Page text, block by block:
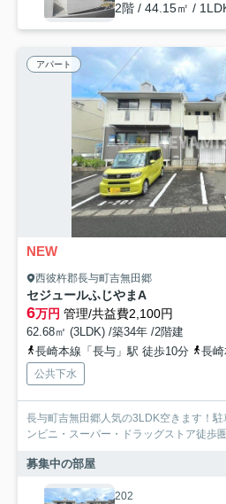
2階 / 44.15㎡ /
アパート
NEW
西彼杵郡長与町吉無田郷
セジュールふじやまA
6万円 管理/共益費2,100円
62.68㎡ (3LDK) /築34年 /2階建
長崎本線「長与」駅 徒歩10分
長
公共下水
長与町吉無田郷人気の3LDK空きます！
ンビニ・スーパー・ドラッグストア徒歩圏
募集中の部屋
202